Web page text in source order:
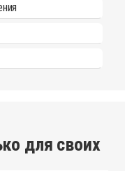
для своих